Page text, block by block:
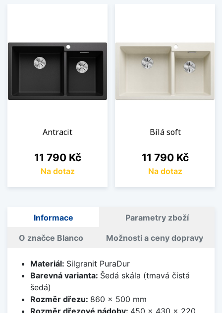
Antracit
Cena
11 790 Kč
Na dotaz
Bílá soft
Cena
11 790 Kč
Na dotaz
Informace Parametry zboží
O značce Blanco Možnosti a ceny dopravy
Materiál: Silgranit PuraDur
Barevná varianta: Šedá skála (tmavá čistá
šedá)
Rozměr dřezu: 860 x 500 mm
Rozměr dřezové nádoby: 450 x 430 x 220